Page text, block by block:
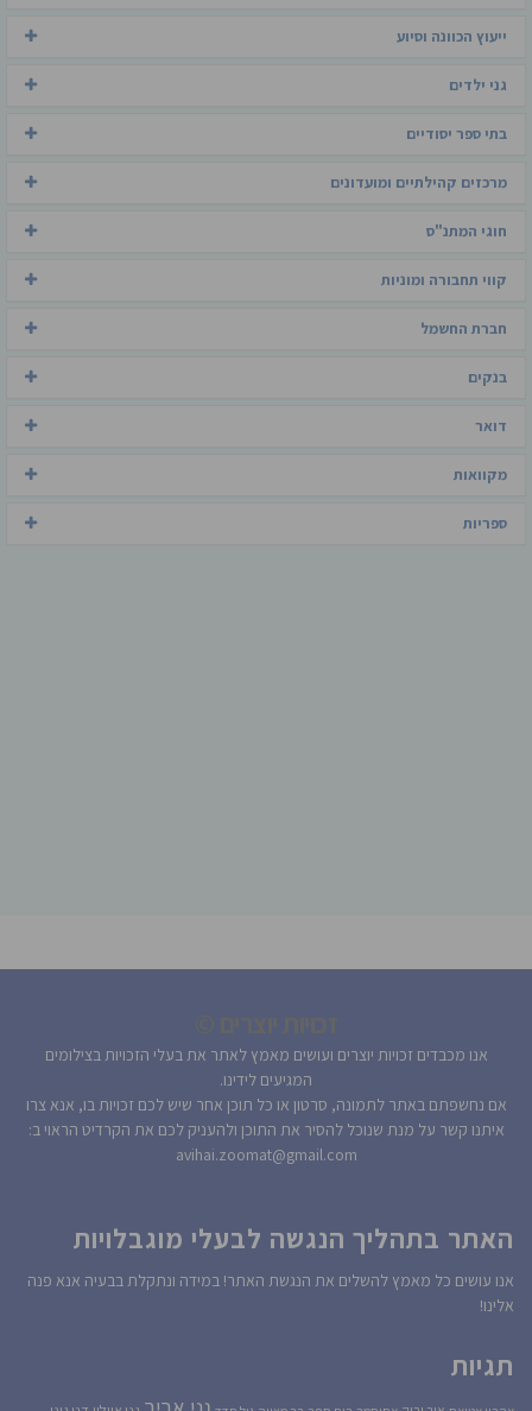
ייעוץ הכוונה וסיוע
גני ילדים
בתי ספר יסודיים
מרכזים קהילתיים ומועדונים
חוגי המתנ"ס
קווי תחבורה ומוניות
חברת החשמל
בנקים
דואר
מקוואות
ספריות
אנו מכבדים זכויות יוצרים ועושים מאמץ לאתר את בעלי הזכויות בצילומים
המגיעים לידינו.
אם נחשפתם באתר לתמונה, סרטון או כל תוכן אחר שיש לכם זכויות בו, אנא צרו
איתנו קשר על מנת שנוכל להסיר את התוכן ולהעניק לכם את הקרדיט הראוי ב:
avihai.zoomat@gmail.com
האתר בתהליך הנגשה לבעלי מוגבלויות
אנו עושים כל מאמץ להשלים את הנגשת האתר! במידה ונתקלת בבעיה אנא פנה
אלינו!
תגיות